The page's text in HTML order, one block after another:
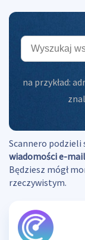
na przykład:
Scannero podzieli
wiadomości e-
Będziesz mógł
rzeczywistym.